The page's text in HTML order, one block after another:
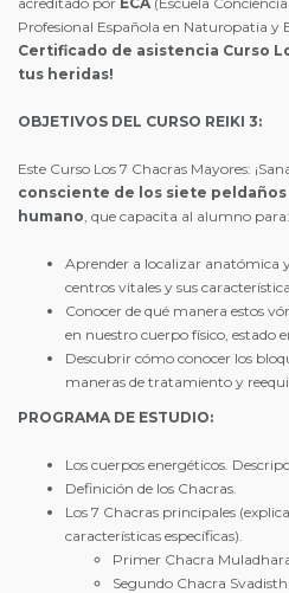
Profesional Española en Naturopatia y
Certificado de asistencia Curso
tus heridas!
OBJETIVOS DEL CURSO REIKI 3:
Este Curso Los 7 Chacras Mayores:
consciente de los siete
humano, que capacita al alumno para:
Aprender a localizar anatómica
centros vitales y sus
Conocer de qué manera estos
en nuestro cuerpo físico, estado
Descubrir cómo conocer los
maneras de tratamiento y
PROGRAMA DE ESTUDIO:
Los cuerpos energéticos.
Definición de los Chacras.
Los 7 Chacras principales
características específicas).
Primer Chacra
Segundo Chacra